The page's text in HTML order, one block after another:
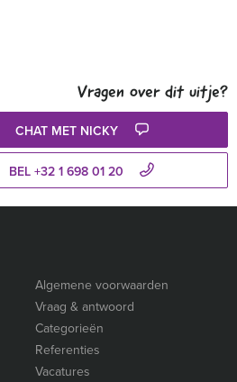
Vragen over dit uitje?
CHAT MET NICKY
BEL +32 1 698 01 20
Algemene voorwaarden
Vraag & antwoord
Categorieën
Referenties
Vacatures